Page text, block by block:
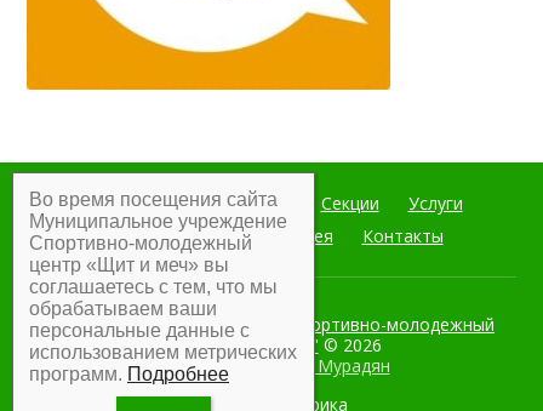
Главная Мероприятия Секции
Услуги
Документы
Фотогалерея Контакты
Муниципальное учреждение Спортивно-молодежный
центр "Щит и меч" © 2026
Разработка:Армен Мурадян
Во время посещения сайта
Муниципальное учреждение
Спортивно-молодежный
центр «Щит и меч» вы
соглашаетесь с тем, что мы
обрабатываем ваши
персональные данные с
использованием метрических
программ. Подробнее